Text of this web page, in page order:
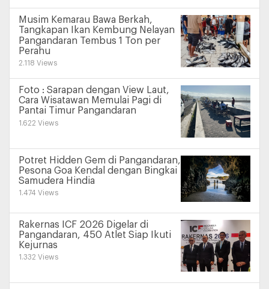
Musim Kemarau Bawa Berkah,
Tangkapan Ikan Kembung Nelayan
Pangandaran Tembus 1 Ton per
Perahu
2.118 Views
Foto : Sarapan dengan View Laut,
Cara Wisatawan Memulai Pagi di
Pantai Timur Pangandaran
1.622 Views
Potret Hidden Gem di Pangandaran,
Pesona Goa Kendal dengan Bingkai
Samudera Hindia
1.474 Views
Rakernas ICF 2026 Digelar di
Pangandaran, 450 Atlet Siap Ikuti
Kejurnas
1.332 Views